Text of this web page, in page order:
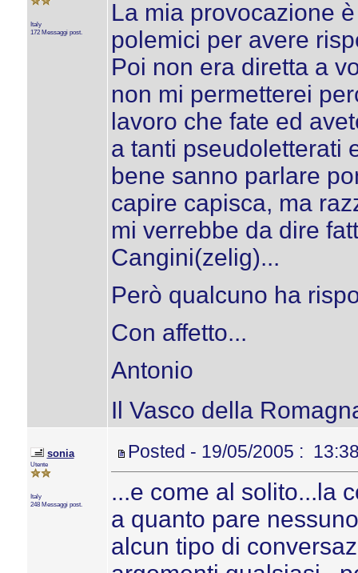
Italy
172 Messaggi post.
La mia provocazione
polemici per avere
Poi non era diretta a
non mi permetterei
lavoro che fate ed
a tanti pseudoletterati
bene sanno parlare
capire capisca, ma
mi verrebbe da dire
Cangini(zelig)...
Però qualcuno ha
Con affetto...
Antonio
Il Vasco della
sonia
Utente
Italy
248 Messaggi post.
Posted - 19/05/2005 :
...e come al solito...la
a quanto pare
alcun tipo di